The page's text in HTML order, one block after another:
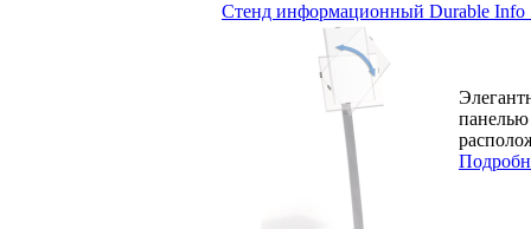
Стенд информационный Durable Info
панелью